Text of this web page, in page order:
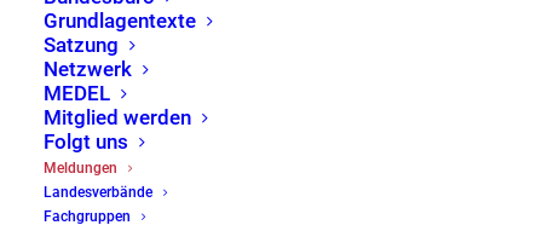
Grundlagentexte
Satzung
Netzwerk
MEDEL
Mitglied werden
Folgt uns
Meldungen
Landesverbände
Fachgruppen
9. November 2022
Bundesvorstand
Bund und Länder müssen endlich zu einer
strukturellen Ausstattungsinitiative
zusammenfinden. Dafür muss sich jetzt auch